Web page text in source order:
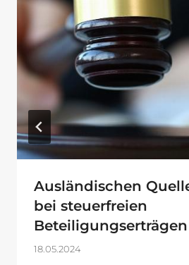
Ausländischen
bei steuerfreien
Beteiligungserträgen
18.05.2024